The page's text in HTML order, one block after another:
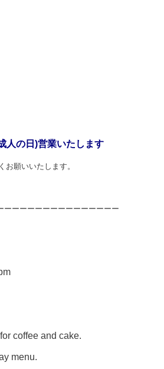
人の日)営業いたします
いたします。
ーーーーーーーーーーーーーーー
coffee and cake.
menu.